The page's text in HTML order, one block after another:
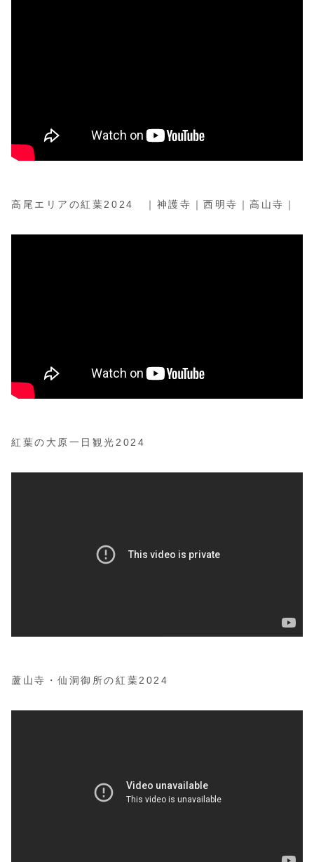
高尾エリアの紅葉2024 ｜神護寺｜西明寺｜高山寺｜
紅葉の大原一日観光2024
蘆山寺・仙洞御所の紅葉2024